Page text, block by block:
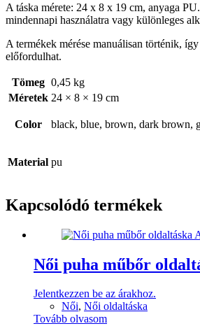
A táska mérete: 24 x 8 x 19 cm, anyaga
mindennapi használatra vagy különleges
A termékek mérése manuálisan történik,
előfordulhat.
Tömeg 0,45 kg
Méretek 24 × 8 × 19 cm
Color black, blue, brown, dark brown,
Material pu
Kapcsolódó termékek
Női puha műbőr
Jelentkezzen be az árakhoz.
Női, Női oldaltáska
Tovább olvasom